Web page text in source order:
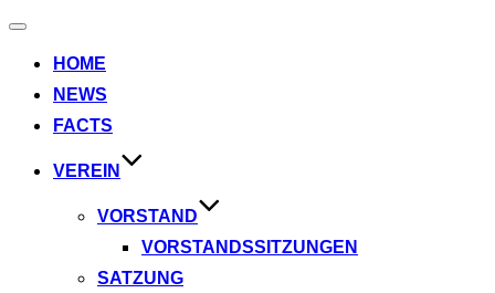
Navigation
HOME
NEWS
FACTS
VEREIN
VORSTAND
VORSTANDSSITZUNGEN
SATZUNG